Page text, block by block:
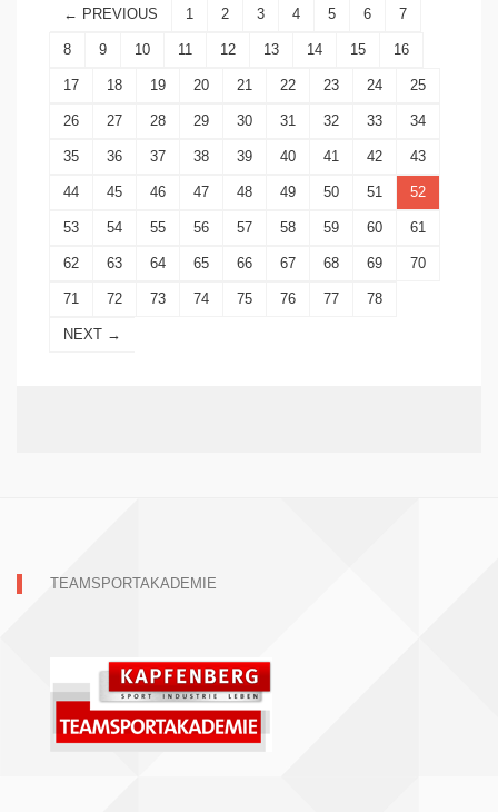
← PREVIOUS 1 2 3 4 5 6 7
8 9 10 11 12 13 14 15 16
17 18 19 20 21 22 23 24 25
26 27 28 29 30 31 32 33 34
35 36 37 38 39 40 41 42 43
44 45 46 47 48 49 50 51 52
53 54 55 56 57 58 59 60 61
62 63 64 65 66 67 68 69 70
71 72 73 74 75 76 77 78
NEXT →
TEAMSPORTAKADEMIE